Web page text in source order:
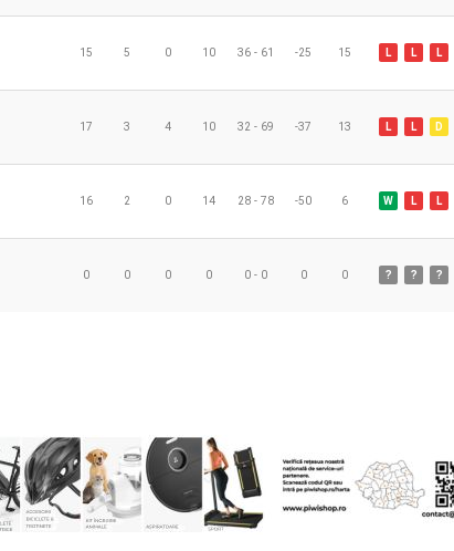
15 5 0 10 36 - 61 -25 15 L L L
17 3 4 10 32 - 69 -37 13 L L D
16 2 0 14 28 - 78 -50 6 W L L
0 0 0 0 0 - 0 0 0 ? ? ?